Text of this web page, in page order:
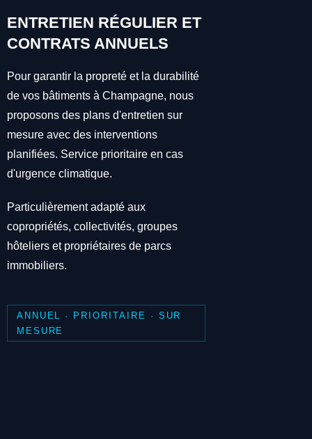
ENTRETIEN RÉGULIER ET
CONTRATS ANNUELS
Pour garantir la propreté et la durabilité
de vos bâtiments à Champagne, nous
proposons des plans d'entretien sur
mesure avec des interventions
planifiées. Service prioritaire en cas
d'urgence climatique.
Particulièrement adapté aux
copropriétés, collectivités, groupes
hôteliers et propriétaires de parcs
immobiliers.
ANNUEL · PRIORITAIRE · SUR
MESURE